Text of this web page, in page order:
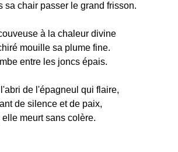
sa chair passer le grand frisson.
à la chaleur divine
mouille sa plume fine.
entre les joncs épais.
de l'épagneul qui flaire,
de silence et de paix,
meurt sans colère.